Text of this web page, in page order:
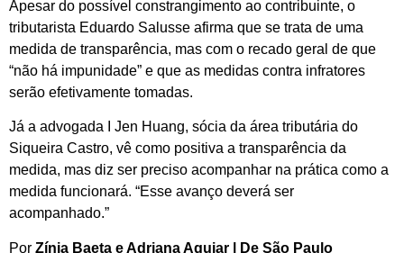
Apesar do possível constrangimento ao contribuinte, o
tributarista Eduardo Salusse afirma que se trata de uma
medida de transparência, mas com o recado geral de que
“não há impunidade” e que as medidas contra infratores
serão efetivamente tomadas.
Já a advogada I Jen Huang, sócia da área tributária do
Siqueira Castro, vê como positiva a transparência da
medida, mas diz ser preciso acompanhar na prática como a
medida funcionará. “Esse avanço deverá ser
acompanhado.”
Por Zínia Baeta e Adriana Aguiar | De São Paulo